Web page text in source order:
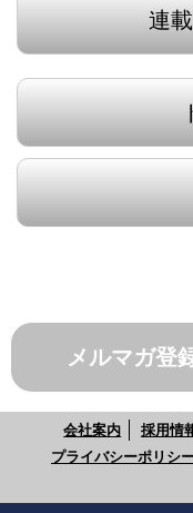
連
メルマガ登
会社案内 採用情
プライバシーポリシ